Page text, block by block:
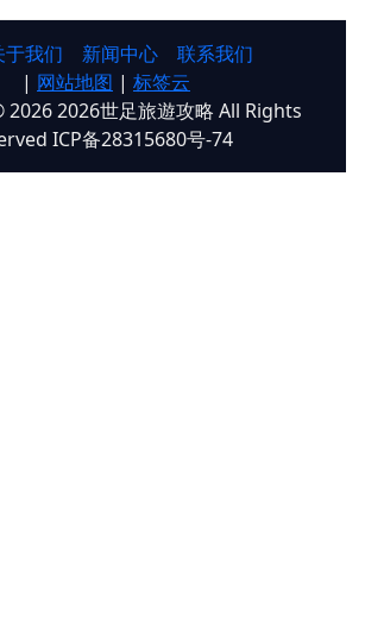
于我们 新闻中心
联系我们
| 网站地图 | 标签云
2026世足旅遊攻略 All Rights
ICP备28315680号-74